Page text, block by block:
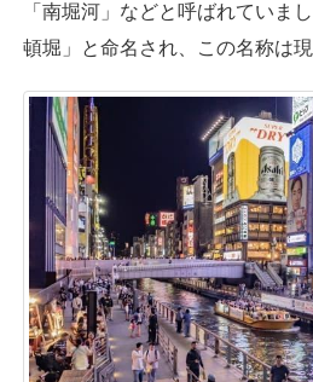
「南堀河」などと呼ばれていま
頓堀」と命名され、この名称は